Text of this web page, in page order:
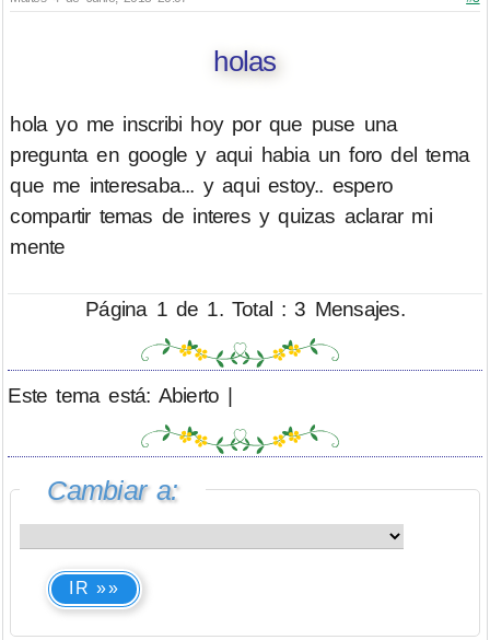
holas
hola yo me inscribi hoy por que puse una
pregunta en google y aqui habia un foro del tema
que me interesaba... y aqui estoy.. espero
compartir temas de interes y quizas aclarar mi
mente
Página 1 de 1. Total : 3 Mensajes.
Este tema está: Abierto |
Cambiar a:
IR »»